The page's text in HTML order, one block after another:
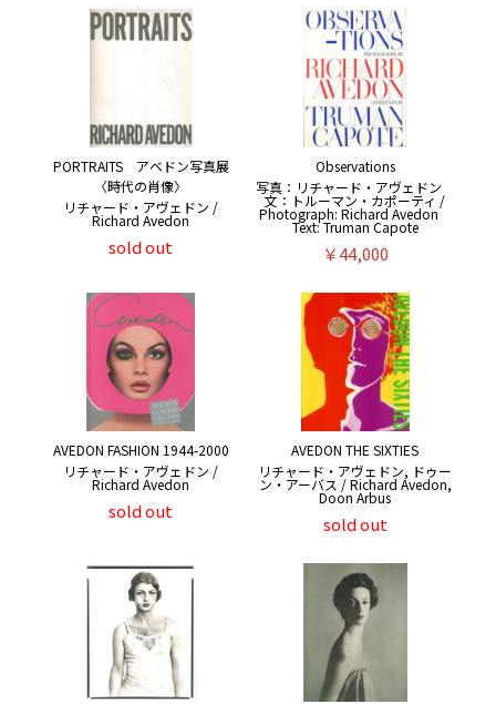
PORTRAITS アベドン写真展
〈時代の肖像〉
リチャード・アヴェドン /
Richard Avedon
sold out
Observations
写真：リチャード・アヴェドン
文：トルーマン・カポーティ /
Photograph: Richard Avedon
Text: Truman Capote
￥44,000
AVEDON FASHION 1944-2000
リチャード・アヴェドン /
Richard Avedon
sold out
AVEDON THE SIXTIES
リチャード・アヴェドン, ドゥー
ン・アーバス / Richard Avedon,
Doon Arbus
sold out